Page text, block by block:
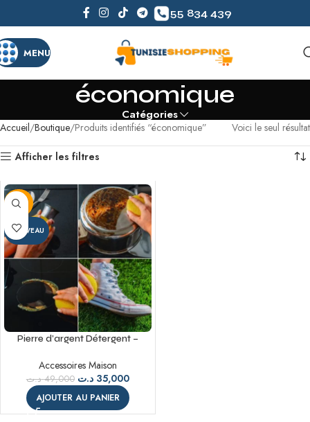
55 834 439
MENU
économique
Catégories
Accueil Boutique Produits identifiés “économique” Voici le seul résultat
Afficher les filtres
-29%
NOUVEAU
Pierre d’argent Détergent –
Accessoires Maison
49,000 د.ت 35,000 د.ت
AJOUTER AU PANIER